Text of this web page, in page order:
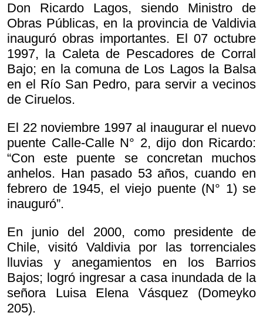
Don Ricardo Lagos, siendo Ministro de
Obras Públicas, en la provincia de Valdivia
inauguró obras importantes. El 07 octubre
1997, la Caleta de Pescadores de Corral
Bajo; en la comuna de Los Lagos la Balsa
en el Río San Pedro, para servir a vecinos
de Ciruelos.
El 22 noviembre 1997 al inaugurar el nuevo
puente Calle-Calle N° 2, dijo don Ricardo:
“Con este puente se concretan muchos
anhelos. Han pasado 53 años, cuando en
febrero de 1945, el viejo puente (N° 1) se
inauguró”.
En junio del 2000, como presidente de
Chile, visitó Valdivia por las torrenciales
lluvias y anegamientos en los Barrios
Bajos; logró ingresar a casa inundada de la
señora Luisa Elena Vásquez (Domeyko
205).